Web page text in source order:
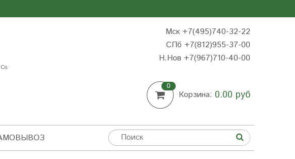
Мск +7(495)740-32-22
СПб +7(812)955-37-00
Н.Нов +7(967)710-40-00
0
Корзина: 0.00 руб